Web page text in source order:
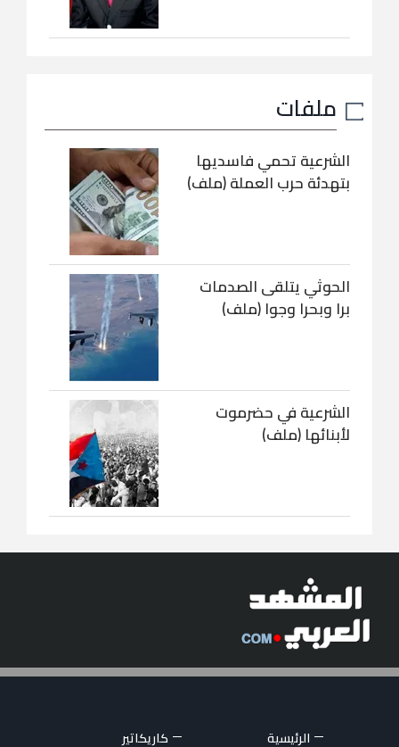
ملفات
الشرعية تحمي فاسديها
بتهدئة حرب العملة (ملف)
الحوثي يتلقى الصدمات
برا وبحرا وجوا (ملف)
الشرعية في حضرموت
لأبنائها (ملف)
الرئيسية كاريكاتير